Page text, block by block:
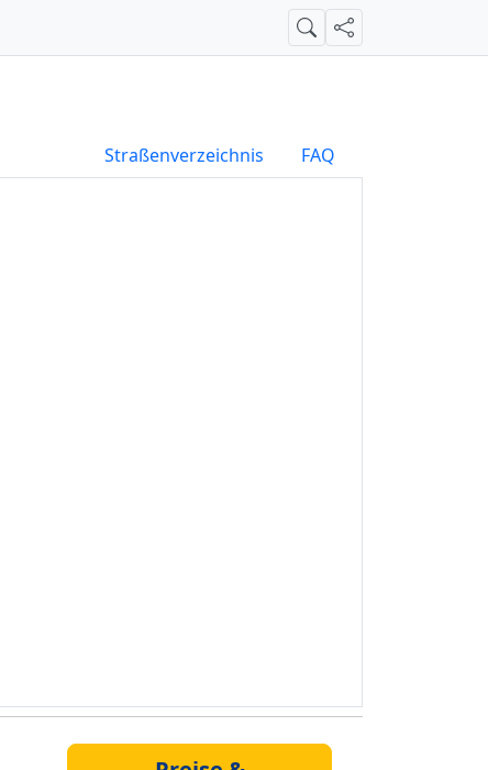
SucheTeilen
Straßenverzeichnis FAQ